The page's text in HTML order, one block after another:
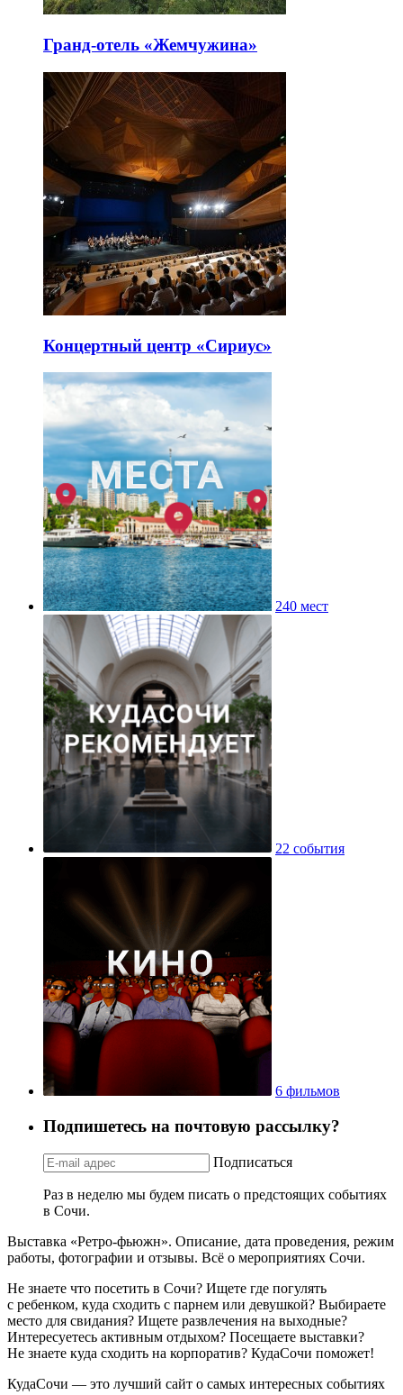
Гранд-отель «Жемчужина»
Концертный центр «Сириус»
240 мест
22 события
6 фильмов
Подпишетесь на почтовую рассылку?
Подписаться
Раз в неделю мы будем писать о предстоящих событиях
в Сочи.
Выставка «Ретро-фьюжн». Описание, дата проведения, режим
работы, фотографии и отзывы. Всё о мероприятиях Сочи.
Не знаете что посетить в Сочи? Ищете где погулять
с ребенком, куда сходить с парнем или девушкой? Выбираете
место для свидания? Ищете развлечения на выходные?
Интересуетесь активным отдыхом? Посещаете выставки?
Не знаете куда сходить на корпоратив? КудаСочи поможет!
КудаСочи — это лучший сайт о самых интересных событиях